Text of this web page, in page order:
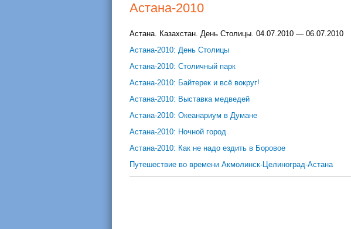
Астана-2010
Астана. Казахстан. День Столицы. 04.07.2010 — 06.07.2010
Астана-2010: День Столицы
Астана-2010: Столичный парк
Астана-2010: Байтерек и всё вокруг!
Астана-2010: Выставка медведей
Астана-2010: Океанариум в Думане
Астана-2010: Ночной город
Астана-2010: Как не надо ездить в Боровое
Путешествие во времени Акмолинск-Целиноград-Астана